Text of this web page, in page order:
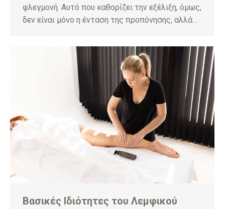
φλεγμονή. Αυτό που καθορίζει την εξέλιξη, όμως,
δεν είναι μόνο η ένταση της προπόνησης, αλλά…
Βασικές Ιδιότητες του Λεμφικού